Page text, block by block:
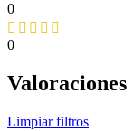
0
0
Valoraciones
Limpiar filtros